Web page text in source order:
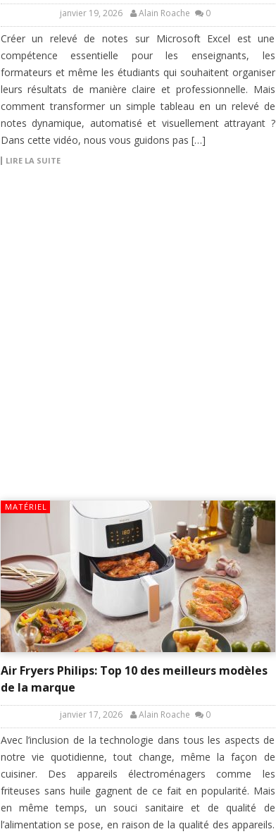
janvier 19, 2026 Alain Roache 0
Créer un relevé de notes sur Microsoft Excel est une
compétence essentielle pour les enseignants, les
formateurs et même les étudiants qui souhaitent organiser
leurs résultats de manière claire et professionnelle. Mais
comment transformer un simple tableau en un relevé de
notes dynamique, automatisé et visuellement attrayant ?
Dans cette vidéo, nous vous guidons pas […]
LIRE LA SUITE
MATÉRIEL
Air Fryers Philips: Top 10 des meilleurs modèles
de la marque
janvier 17, 2026 Alain Roache 0
Avec l’inclusion de la technologie dans tous les aspects de
notre vie quotidienne, tout change, même la façon de
cuisiner. Des appareils électroménagers comme les
friteuses sans huile gagnent de ce fait en popularité. Mais
en même temps, un souci sanitaire et de qualité de
l’alimentation se pose, en raison de la qualité des appareils.